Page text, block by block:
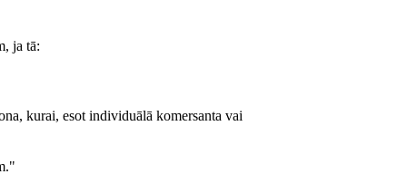
ja tā:
kurai, esot individuālā komersanta vai